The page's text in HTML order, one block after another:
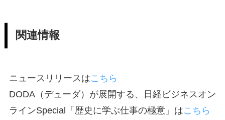
関連情報
ニュースリリースはこちら
DODA（デューダ）が展開する、日経ビジネスオン
ラインSpecial「歴史に学ぶ仕事の極意」はこちら